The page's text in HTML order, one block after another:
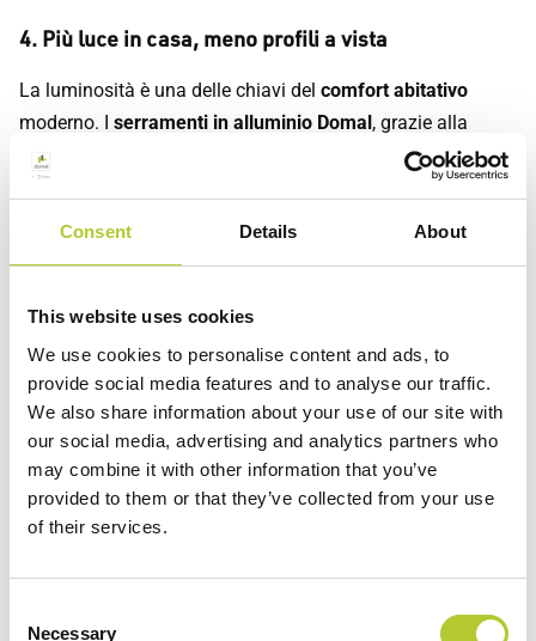
Consent Details About
This website uses cookies
We use cookies to personalise content and ads, to
provide social media features and to analyse our traffic.
We also share information about your use of our site with
our social media, advertising and analytics partners who
may combine it with other information that you’ve
provided to them or that they’ve collected from your use
of their services.
Necessary
4. Più luce in casa, meno profili a vista
La luminosità è una delle chiavi del comfort abitativo
moderno. I serramenti in alluminio Domal, grazie alla
grande
meccanica del materiale, permettono di
progettare
. Questo
si traduce in ambienti inondati di luce naturale, con una
eleganti, accoglienti e in armonia con lo stile
dell’architettura contemporanea.
Scegliere l’alluminio oggi significa investire in comfort,
efficienza e bellezza che durano nel tempo. Isistemi in
alluminio Domal sono la sintesi ideale tratecnologia,
design e sostenibilità: una soluzione affidabile e duratura,
perfetta sia per nuove costruzioni che per interventi di
Per portare questi vantaggi nella tua casa, puoi contare su